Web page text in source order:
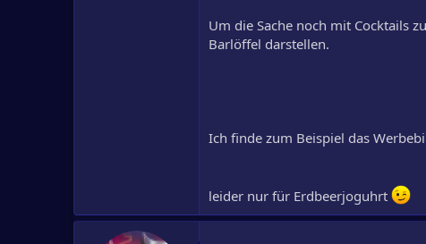
Um die Sache noch mit Cocktails
Barlöffel darstellen.
Ich finde zum Beispiel das
leider nur für Erdbeerjoguhrt